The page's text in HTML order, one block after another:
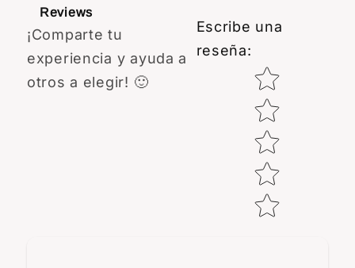
Reviews
¡Comparte tu
experiencia y ayuda a
otros a elegir! 🙂
Escribe una
reseña:
Star rating